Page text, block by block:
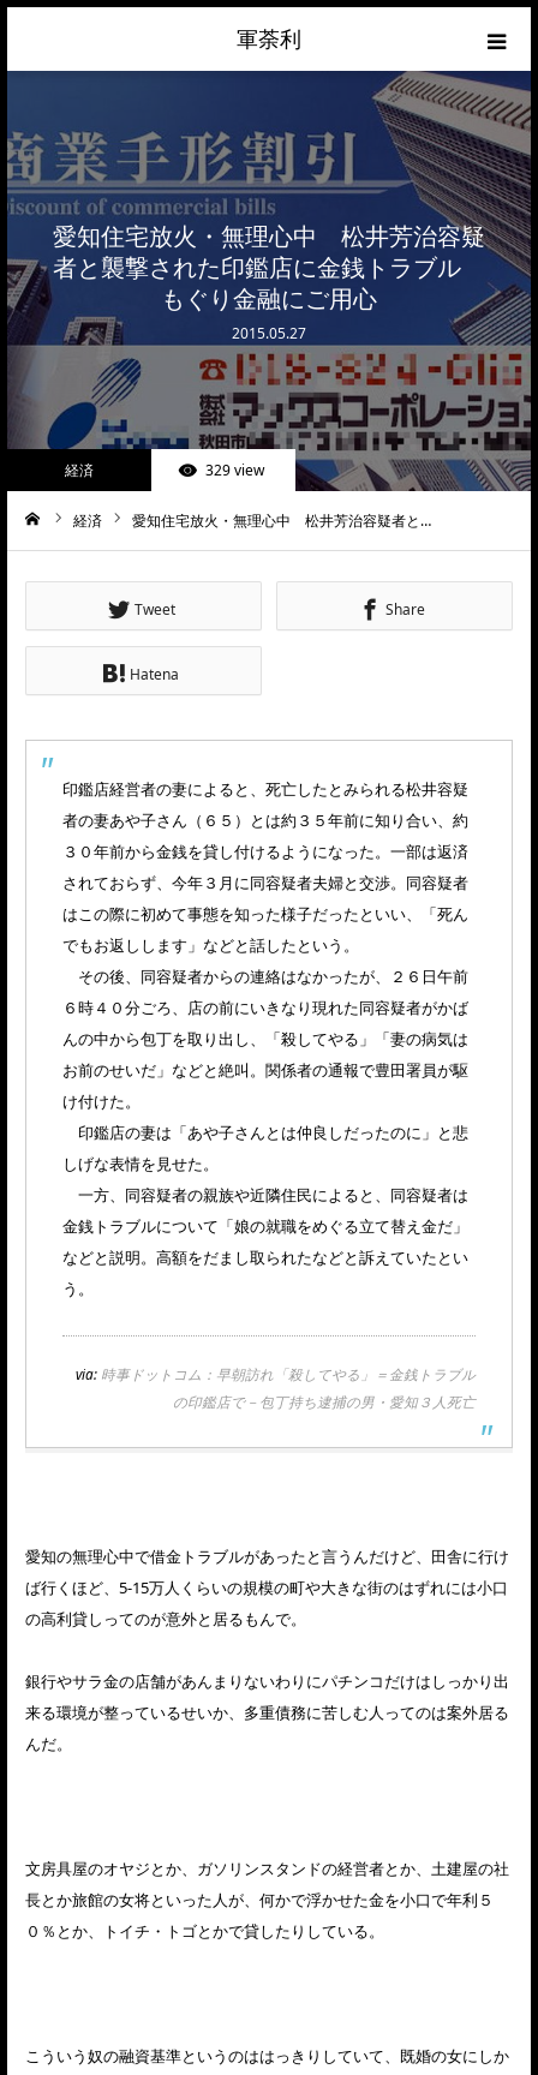
軍荼利
愛知住宅放火・無理心中 松井芳治容疑
者と襲撃された印鑑店に金銭トラブル
もぐり金融にご用心
2015.05.27
経済 329 view
経済 愛知住宅放火・無理心中 松井芳治容疑者と…
Tweet Share
Hatena
印鑑店経営者の妻によると、死亡したとみられる松井容疑
者の妻あや子さん（６５）とは約３５年前に知り合い、約
３０年前から金銭を貸し付けるようになった。一部は返済
されておらず、今年３月に同容疑者夫婦と交渉。同容疑者
はこの際に初めて事態を知った様子だったといい、「死ん
でもお返しします」などと話したという。
その後、同容疑者からの連絡はなかったが、２６日午前
６時４０分ごろ、店の前にいきなり現れた同容疑者がかば
んの中から包丁を取り出し、「殺してやる」「妻の病気は
お前のせいだ」などと絶叫。関係者の通報で豊田署員が駆
け付けた。
印鑑店の妻は「あや子さんとは仲良しだったのに」と悲
しげな表情を見せた。
一方、同容疑者の親族や近隣住民によると、同容疑者は
金銭トラブルについて「娘の就職をめぐる立て替え金だ」
などと説明。高額をだまし取られたなどと訴えていたとい
う。
via: 時事ドットコム：早朝訪れ「殺してやる」＝金銭トラブル
の印鑑店で－包丁持ち逮捕の男・愛知３人死亡
愛知の無理心中で借金トラブルがあったと言うんだけど、田舎に行け
ば行くほど、5-15万人くらいの規模の町や大きな街のはずれには小口
の高利貸しってのが意外と居るもんで。
銀行やサラ金の店舗があんまりないわりにパチンコだけはしっかり出
来る環境が整っているせいか、多重債務に苦しむ人ってのは案外居る
んだ。
文房具屋のオヤジとか、ガソリンスタンドの経営者とか、土建屋の社
長とか旅館の女将といった人が、何かで浮かせた金を小口で年利５
０％とか、トイチ・トゴとかで貸したりしている。
こういう奴の融資基準というのははっきりしていて、既婚の女にしか
ネトウヨ
政治
ライフハック
サイトマップ
about
お問合せ